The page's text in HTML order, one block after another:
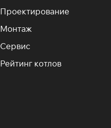
Проектирование
Монтаж
Сервис
Рейтинг котлов